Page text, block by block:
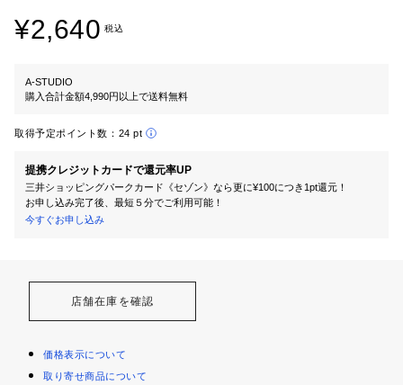
¥2,640 税込
A-STUDIO
購入合計金額4,990円以上で送料無料
取得予定ポイント数： 24 pt
提携クレジットカードで還元率UP
三井ショッピングパークカード《セゾン》なら更に¥100につき1pt還元！
お申し込み完了後、最短５分でご利用可能！
今すぐお申し込み
店舗在庫を確認
価格表示について
取り寄せ商品について